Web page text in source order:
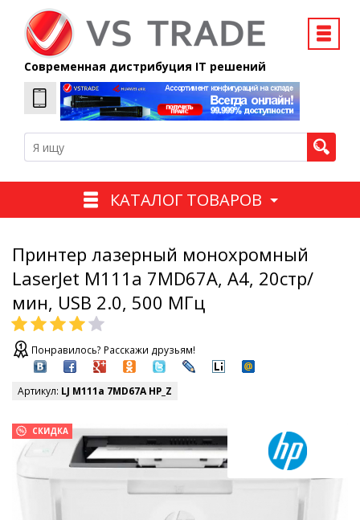
Современная дистрибуция IT решений
КАТАЛОГ ТОВАРОВ
Принтер лазерный монохромный
LaserJet M111a 7MD67A, A4, 20стр/
мин, USB 2.0, 500 MГц
Понравилось? Расскажи друзьям!
Артикул: LJ M111a 7MD67A HP_Z
СКИДКА